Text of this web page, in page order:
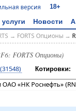
версия 18+
Новости
→ FORTS Опционы→
FORTS Опционы)
Котировки:
«НК Роснефть»